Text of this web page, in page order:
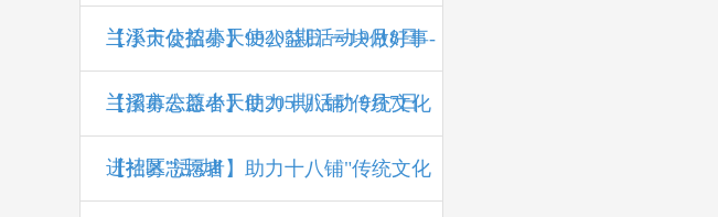
兰溪市公益小天使205期活动 9月8日
【小天使招募】99公益日 一块做好事-
兰溪市公益小天使205期活动 9月7日
【招募志愿者】助力十八铺"传统文化
进社区"活动Ⅱ
【招募志愿者】助力十八铺"传统文化